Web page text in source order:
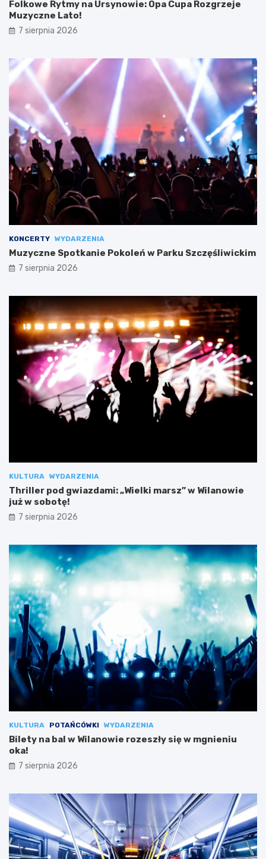
Folkowe Rytmy na Ursynowie: Opa Cupa Rozgrzeje
Muzyczne Lato!
7 sierpnia 2026
KONCERTY WYDARZENIA
Muzyczne Spotkanie Pokoleń w Parku Szczęśliwickim
7 sierpnia 2026
KULTURA WYDARZENIA
Thriller pod gwiazdami: „Wielki marsz” w Wilanowie
już w sobotę!
7 sierpnia 2026
KULTURA POTAŃCÓWKI WYDARZENIA
Bilety na bal w Wilanowie rozeszły się w mgnieniu
oka!
7 sierpnia 2026